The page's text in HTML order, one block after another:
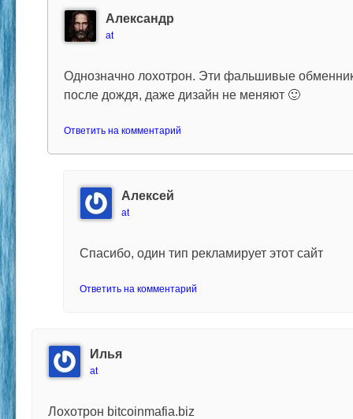
Александр
at
Однозначно лохотрон. Эти фальшивые
после дождя, даже дизайн не меняют 🙂
Ответить на комментарий
Алексей
at
Спасибо, один тип рекламирует этот сайт
Ответить на комментарий
Илья
at
Лохотрон bitcoinmafia.biz